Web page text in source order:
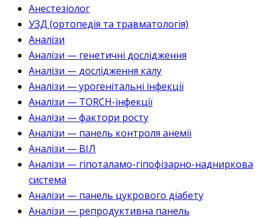
Анестезіолог
УЗД (ортопедія та травматологія)
Аналізи
Аналізи — генетичні дослідження
Аналізи — дослідження калу
Аналізи — урогенітальні інфекції
Аналізи — TORCH-інфекції
Аналізи — фактори росту
Аналізи — панель контроля анемії
Аналізи — ВІЛ
Аналізи — гіпоталамо-гіпофізарно-надниркова
система
Аналізи — панель цукрового діабету
Аналізи — репродуктивна панель